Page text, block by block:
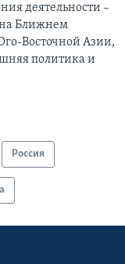
деятельности –
Ближнем
Восточной Азии,
политика и
Россия